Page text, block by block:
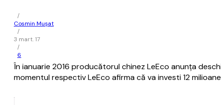
/
Cosmin Mușat
/
3 mart. 17
/
6
În ianuarie 2016 producătorul chinez LeEco anunţa
momentul respectiv LeEco afirma că va investi 12